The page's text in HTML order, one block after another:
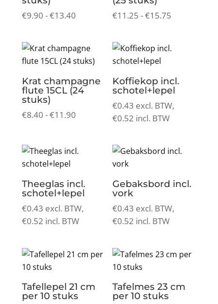
€9.90 -€13.40Prijsklasse:
€13.40
€11.25 -€15.75
€15.75
Krat champagne
flute 15CL (24
stuks)
€8.40 -€11.90Prijsklasse:
€11.90
Koffiekop incl.
schotel+lepel
€0.43 excl. BTW,
€0.52 incl. BTW
Theeglas incl.
schotel+lepel
€0.43 excl. BTW,
€0.52 incl. BTW
Gebaksbord incl.
vork
€0.43 excl. BTW,
€0.52 incl. BTW
Tafellepel 21 cm
per 10 stuks
Tafelmes 23 cm
per 10 stuks